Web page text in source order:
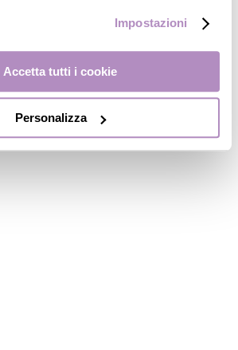
Impostazioni
Accetta tutti i cookie
Personalizza